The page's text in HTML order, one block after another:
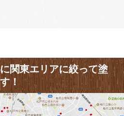
関東エリアに絞って塗
！